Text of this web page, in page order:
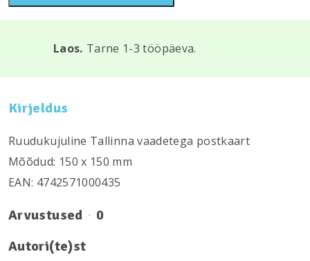
Laos. Tarne 1-3 tööpäeva.
Kirjeldus
Ruudukujuline Tallinna vaadetega postkaart
Mõõdud: 150 х 150 mm
EAN: 4742571000435
Arvustused
0
Autori(te)st